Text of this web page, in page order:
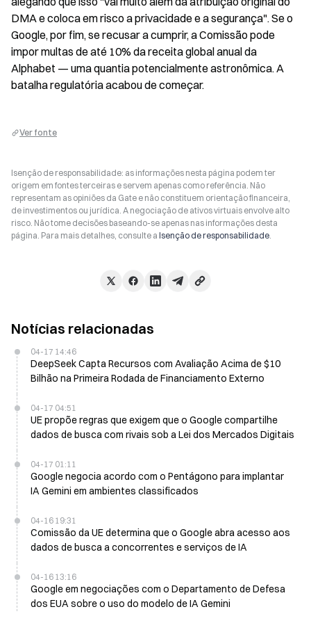
DMA e coloca em risco a privacidade e a segurança". Se o
Google, por fim, se recusar a cumprir, a Comissão pode
impor multas de até 10% da receita global anual da
Alphabet — uma quantia potencialmente astronômica. A
batalha regulatória acabou de começar.
Ver fonte
Isenção de responsabilidade: as informações nesta página podem ter
origem em fontes terceiras e servem apenas como referência. Não
representam as opiniões da Gate e não constituem orientação financeira,
de investimentos ou jurídica. A negociação de ativos virtuais envolve alto
risco. Não tome decisões baseando-se apenas nas informações desta
página. Para mais detalhes, consulte a Isenção de responsabilidade.
Notícias relacionadas
04-17 14:46
DeepSeek Capta Recursos com Avaliação Acima de $10
Bilhão na Primeira Rodada de Financiamento Externo
04-17 04:51
UE propõe regras que exigem que o Google compartilhe
dados de busca com rivais sob a Lei dos Mercados Digitais
04-17 01:11
Google negocia acordo com o Pentágono para implantar
IA Gemini em ambientes classificados
04-16 19:31
Comissão da UE determina que o Google abra acesso aos
dados de busca a concorrentes e serviços de IA
04-16 13:16
Google em negociações com o Departamento de Defesa
dos EUA sobre o uso do modelo de IA Gemini